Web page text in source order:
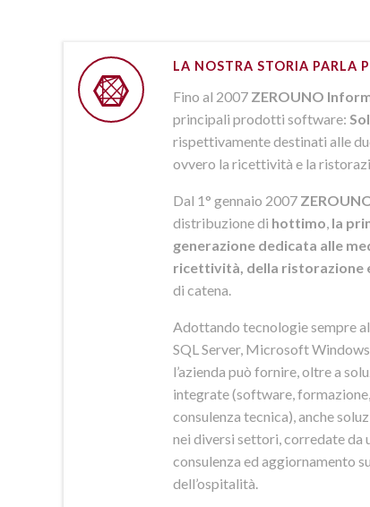
LA NOSTRA STORIA PARLA
Fino al 2007 ZEROUNO
principali prodotti software:
rispettivamente destinati alle
ovvero la ricettività e la
Dal 1° gennaio 2007
distribuzione di hottimo la
generazione dedicata alle
ricettività, della ristorazione
di catena.
Adottando tecnologie sempre
SQL Server, Microsoft
l’azienda può fornire, oltre a
integrate (software,
consulenza tecnica), anche
nei diversi settori, corredate da
consulenza ed aggiornamento
dell’ospitalità.